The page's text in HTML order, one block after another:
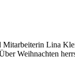
Lina
Weihnachten